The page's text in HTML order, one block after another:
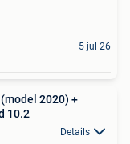
5 jul 26
2020) +
10.2
Details